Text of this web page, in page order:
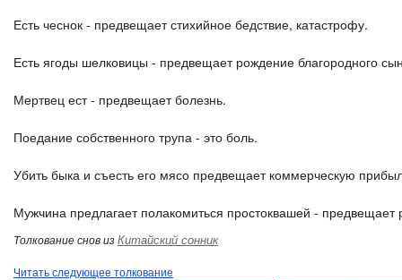
Есть чеснок - предвещает стихийное бедствие, катастрофу.
Есть ягоды шелковицы - предвещает рождение благородного
Мертвец ест - предвещает болезнь.
Поедание собственного трупа - это боль.
Убить быка и съесть его мясо предвещает коммерческую
Мужчина предлагает полакомиться простоквашей - предвещает
Толкование снов изКитайский сонник
Читать следующее толкование